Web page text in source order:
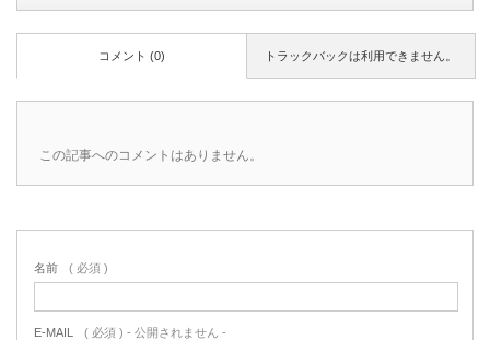
トラックバックは利用できません。
コメント (0)
この記事へのコメントはありません。
名前 ( 必須 )
E-MAIL ( 必須 ) - 公開されません -